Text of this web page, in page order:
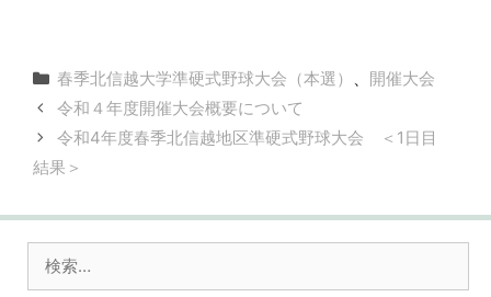
カ
テ
ゴ
リ
ー
春季北信越大学準硬式野球大会（本選） 、 開催大会
令和４年度開催大会概要について
令和4年度春季北信越地区準硬式野球大会 ＜1日目
結果＞